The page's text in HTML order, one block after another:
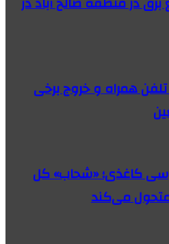
همراه و خروج برخی
کاغذی؛ «شحاب» کل
متحول می‌کند